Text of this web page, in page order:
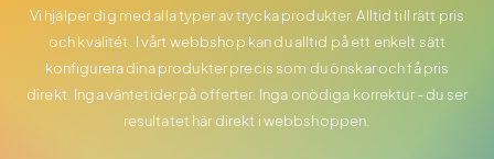
Vi hjälper dig med alla typer av trycka produkter. Alltid till rätt pris
och kvalitét. I vårt webbshop kan du alltid på ett enkelt sätt
konfigurera dina produkter precis som du önskar och få pris
direkt. Inga väntetider på offerter. Inga onödiga korrektur - du ser
resultatet här direkt i webbshoppen.